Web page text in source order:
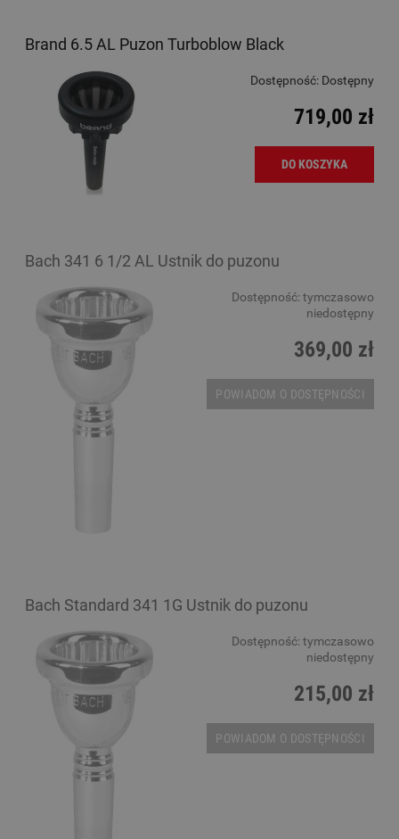
Brand 6.5 AL Puzon Turboblow Black
Dostępność: Dostępny
719,00 zł
DO KOSZYKA
Bach 341 6 1/2 AL Ustnik do puzonu
Dostępność: tymczasowo
niedostępny
369,00 zł
POWIADOM O DOSTĘPNOŚCI
Bach Standard 341 1G Ustnik do puzonu
Dostępność: tymczasowo
niedostępny
215,00 zł
POWIADOM O DOSTĘPNOŚCI